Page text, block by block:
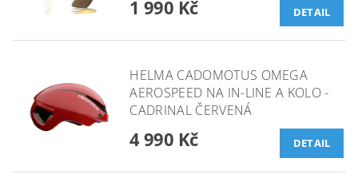
1 990 Kč DETAIL
HELMA CADOMOTUS OMEGA
AEROSPEED NA IN-LINE A KOLO -
CADRINAL ČERVENÁ
4 990 Kč DETAIL